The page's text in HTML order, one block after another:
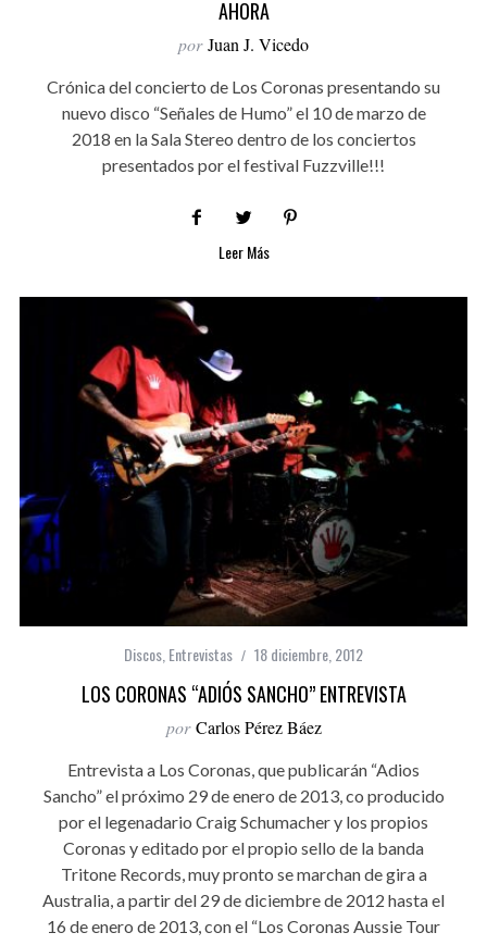
AHORA
por Juan J. Vicedo
Crónica del concierto de Los Coronas presentando su
nuevo disco “Señales de Humo” el 10 de marzo de
2018 en la Sala Stereo dentro de los conciertos
presentados por el festival Fuzzville!!!
Leer Más
Discos Entrevistas 18 diciembre, 2012
LOS CORONAS “ADIÓS SANCHO” ENTREVISTA
por Carlos Pérez Báez
Entrevista a Los Coronas, que publicarán “Adios
Sancho” el próximo 29 de enero de 2013, co producido
por el legenadario Craig Schumacher y los propios
Coronas y editado por el propio sello de la banda
Tritone Records, muy pronto se marchan de gira a
Australia, a partir del 29 de diciembre de 2012 hasta el
16 de enero de 2013, con el “Los Coronas Aussie Tour